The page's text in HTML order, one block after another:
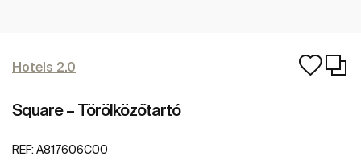
Hotels 2.0
Square – Törölközőtartó
REF: A817606C00